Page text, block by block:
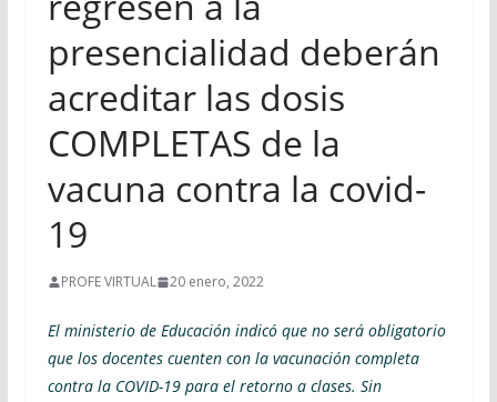
presencialidad deberán
acreditar las dosis
COMPLETAS de la
vacuna contra la covid-
19
PROFE VIRTUAL 20 enero, 2022
El ministerio de Educación indicó que no será obligatorio
que los docentes cuenten con la vacunación completa
contra la COVID-19 para el retorno a clases. Sin